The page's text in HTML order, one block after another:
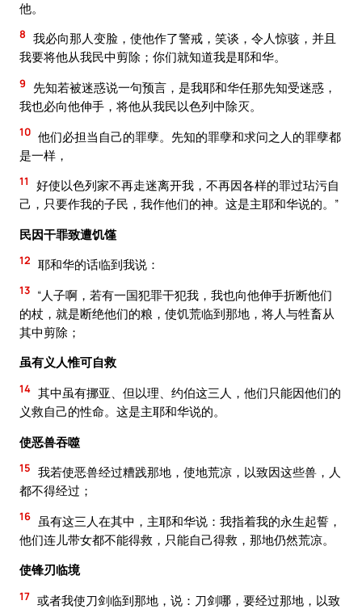
他。
8 我必向那人变脸，使他作了警戒，笑谈，令人惊骇，并且
我要将他从我民中剪除；你们就知道我是耶和华。
9
先知若被迷惑说一句预言，是我耶和华任那先知受迷惑，
我也必向他伸手，将他从我民以色列中除灭。
10 他们必担当自己的罪孽。先知的罪孽和求问之人的罪孽都
是一样，
11
好使以色列家不再走迷离开我，不再因各样的罪过玷污自
己，只要作我的子民，我作他们的神。这是主耶和华说的。”
民因干罪致遭饥馑
12 耶和华的话临到我说：
13 “人子啊，若有一国犯罪干犯我，我也向他伸手折断他们
的杖，就是断绝他们的粮，使饥荒临到那地，将人与牲畜从
其中剪除；
虽有义人惟可自救
14 其中虽有挪亚、但以理、约伯这三人，他们只能因他们的
义救自己的性命。这是主耶和华说的。
使恶兽吞噬
15 我若使恶兽经过糟践那地，使地荒凉，以致因这些兽，人
都不得经过；
16 虽有这三人在其中，主耶和华说：我指着我的永生起誓，
他们连儿带女都不能得救，只能自己得救，那地仍然荒凉。
使锋刃临境
17 或者我使刀剑临到那地，说：刀剑哪，要经过那地，以致